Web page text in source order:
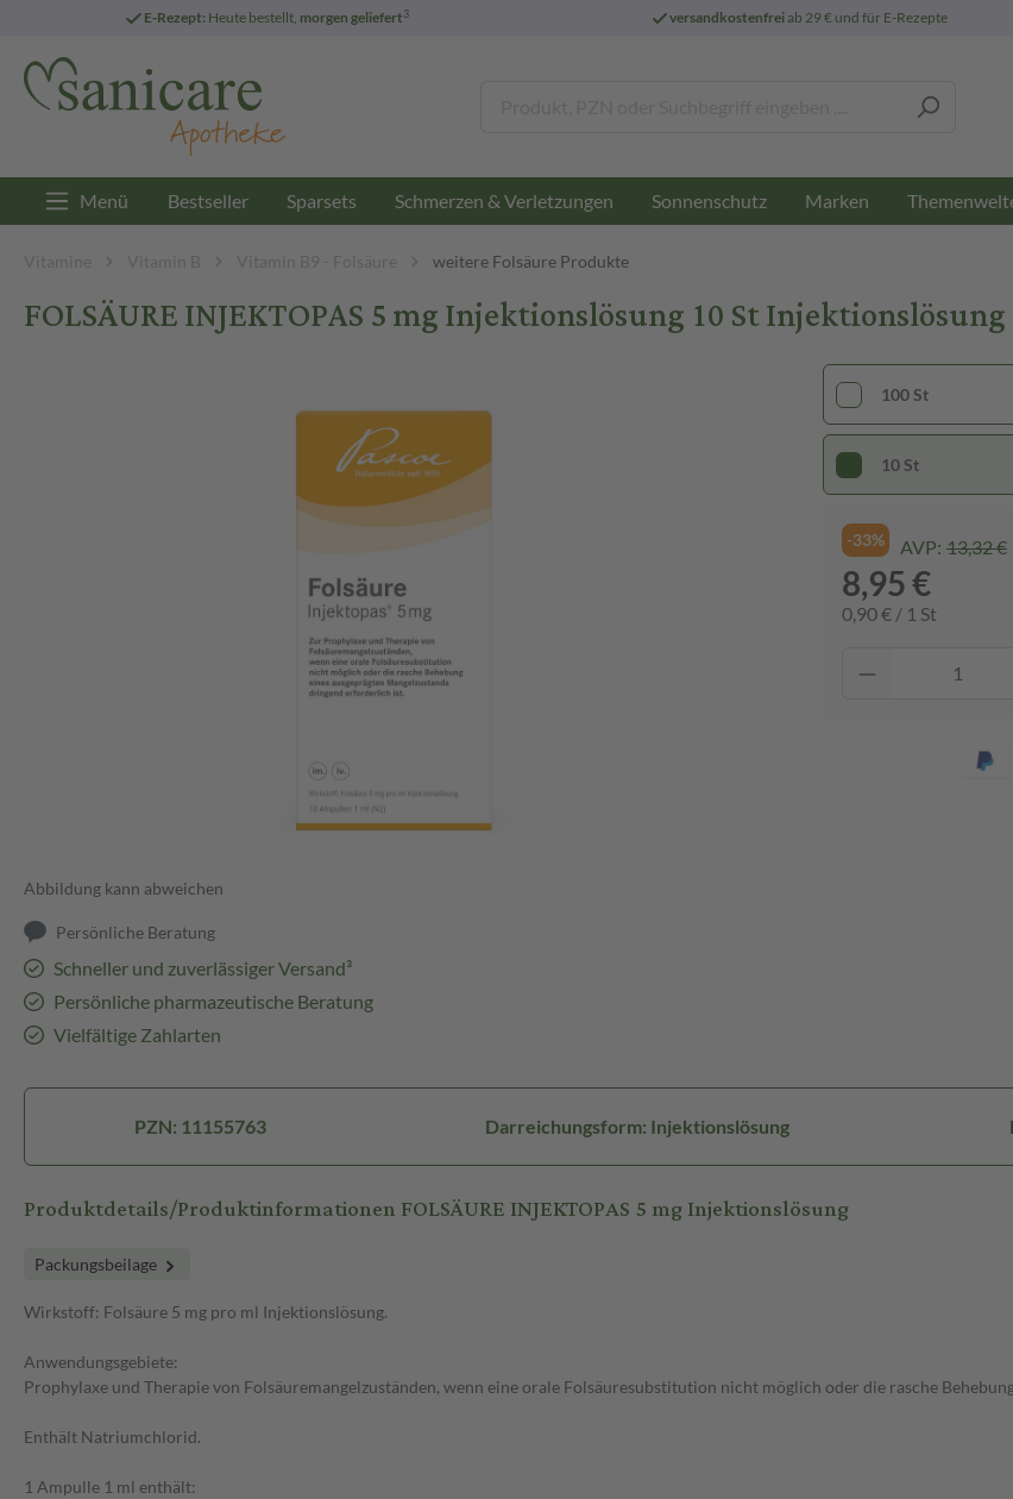
E-Rezept: Heute bestellt, morgen geliefert3 versandkostenfreiab 29 € und für E-Rezepte
Menü Bestseller Sparsets Schmerzen & Verletzungen Sonnenschutz Marken
Vitamine Vitamin B Vitamin B9 - Folsäure weitere Folsäure Produkte
FOLSÄURE INJEKTOPAS 5 mg Injektionslösung 10 St Injektionslösung
Abbildung kann abweichen
Persönliche Beratung
Schneller und zuverlässiger Versand³
Persönliche pharmazeutische Beratung
Vielfältige Zahlarten
100 St
10 St
-33% AVP: 13,32 €
8,95 €
0,90 € / 1 St
PZN: 11155763 Darreichungsform: Injektionslösung
Produktdetails/Produktinformationen FOLSÄURE INJEKTOPAS 5 mg Injektionslösung
Packungsbeilage
Wirkstoff: Folsäure 5 mg pro ml Injektionslösung.
Anwendungsgebiete:
Prophylaxe und Therapie von Folsäuremangelzuständen, wenn eine orale Folsäuresubstitution nicht möglich oder die rasche
Enthält Natriumchlorid.
1 Ampulle 1 ml enthält: